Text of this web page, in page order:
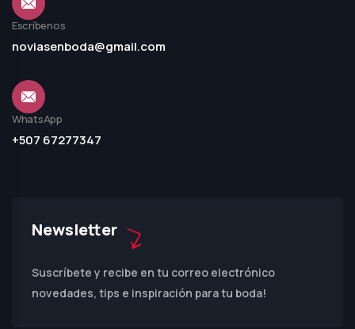
Escríbenos
noviasenboda@gmail.com
WhatsApp
+507 67277347
Newsletter
Suscríbete y recibe en tu correo electrónico
novedades, tips e inspiración para tu boda!